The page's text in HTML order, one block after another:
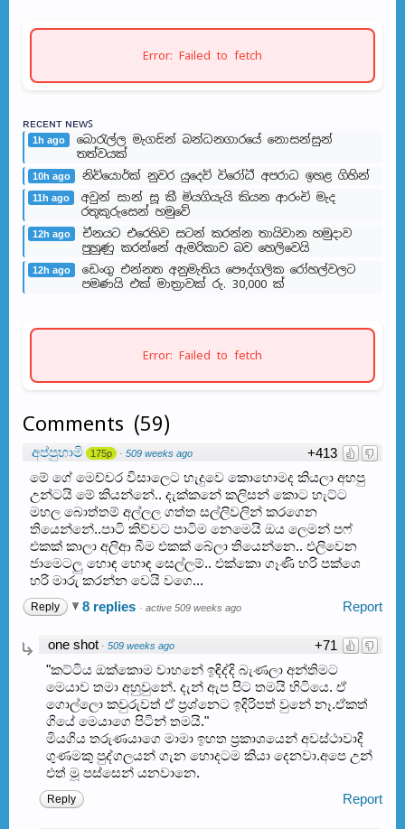
Error: Failed to fetch
ʀᴇᴄᴇɴᴛ ɴᴇᴡꜱ
1h ago
බොරැල්ල මැගසින් බන්ධනගාරයේ නොසන්සුන්
තත්වයක්
10h ago නිව්යොර්ක් නුවර යුදෙව් විරෝධී අපරාධ ඉහළ ගිහින්
11h ago
අවුන් සාන් සූ කී මියගියැයි කියන ආරංචි මැද
රතුකුරුසෙන් හමුවේ
12h ago
චීනයට එරෙහිව සටන් කරන්න තායිවාන හමුදාව
පුහුණු කරන්නේ ඇමරිකාව බව හෙලිවෙයි
12h ago
ඩෙංගු එන්නත අනුමැතිය පෞද්ගලික රෝහල්වලට
පමණයි එක් මාත්‍රාවක් රු. 30,000 ක්
Error: Failed to fetch
Comments (59)
+413
අප්පුහාමි 175p · 509 weeks ago
මේ ගේ මෙච්චර විසාලෙට හැදුවෙ කොහොමද කියලා අහපු
උන්ටයි මේ කියන්නේ.. දැක්කනේ කලිසන් කොට හැට්ට
මහල බොත්තම් අල්ලල ගත්ත සල්ලිවලින් කරගෙන
තියෙන්නේ..පාටි කිව්වට පාටිම නෙමෙයි ඔය ලෙමන් පෆ්
එකක් කාලා අලිආ බීම එකක් බේලා තියෙන්නෙ.. එලිවෙන
ජාමෙටලු හොඳ හොඳ සෙල්ලම්.. එක්කො ගෑණි හරි පක්ශෙ
හරි මාරු කරන්න වෙයි වගෙ...
Report
Reply 8 replies · active 509 weeks ago
+71
one shot · 509 weeks ago
"කට්ටිය ඔක්කොම වාහනේ ඉඳිද්දි බැණලා අන්තිමට
මෙයාව තමා අහුවුනේ. දැන් ඇප පිට තමයි හිටියෙ. ඒ
ගොල්ලො කවුරුවත් ඒ ප‍්‍රශ්නෙට ඉදිරිපත් වුනේ නෑ.ඒකත්
ගියේ මෙයාගෙ පිටින් තමයි."
මියගිය තරුණයාගෙ මාමා ඉහත ප්‍රකාශයෙන් අවස්ථාවාදි
ගුණමකු පුද්ගලයන් ගැන හොදටම කියා දෙනවා.අපෙ උන්
එත් මූ පස්සෙන් යනවානෙ.
Report
Reply